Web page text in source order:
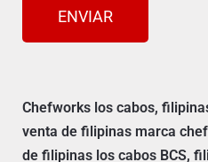
ENVIAR
Chefworks los cabos,
venta de filipinas marca
de filipinas los cabos BCS,